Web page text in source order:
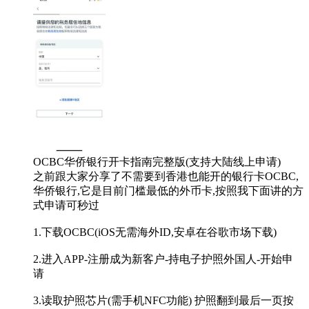
OCBC华侨银行开卡指南完整版(支持大陆线上申请)
之前跟大家分享了不需要到香港也能开的银行卡OCBC,
华侨银行,它是目前门槛最低的外币卡,按照我下面讲的方
式申请可秒过
1.下载OCBC(iOS无需海外ID,安卓在谷歌市场下载)
2.进入APP-注册成为新客户-持电子护照外国人-开始申
请
3.读取护照芯片(需手机NFC功能) 护照翻到最后一页按